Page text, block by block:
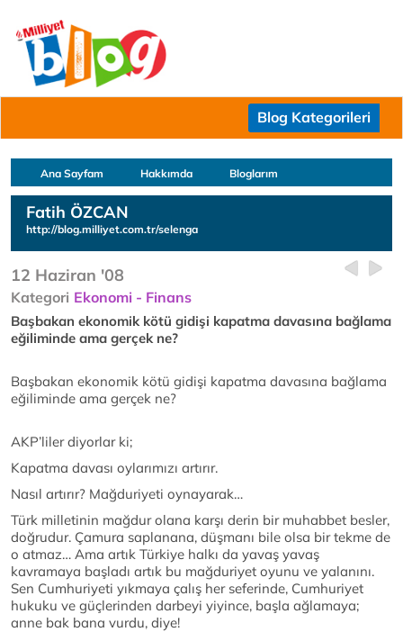
Blog Kategorileri
Ana Sayfam Hakkımda Bloglarım
Fatih ÖZCAN
http://blog.milliyet.com.tr/selenga
12 Haziran '08
Kategori Ekonomi - Finans
Başbakan ekonomik kötü gidişi kapatma davasına bağlama
eğiliminde ama gerçek ne?
Başbakan ekonomik kötü gidişi kapatma davasına bağlama
eğiliminde ama gerçek ne?
AKP’liler diyorlar ki;
Kapatma davası oylarımızı artırır.
Nasıl artırır? Mağduriyeti oynayarak…
Türk milletinin mağdur olana karşı derin bir muhabbet besler,
doğrudur. Çamura saplanana, düşmanı bile olsa bir tekme de
o atmaz… Ama artık Türkiye halkı da yavaş yavaş
kavramaya başladı artık bu mağduriyet oyunu ve yalanını.
Sen Cumhuriyeti yıkmaya çalış her seferinde, Cumhuriyet
hukuku ve güçlerinden darbeyi yiyince, başla ağlamaya;
anne bak bana vurdu, diye!